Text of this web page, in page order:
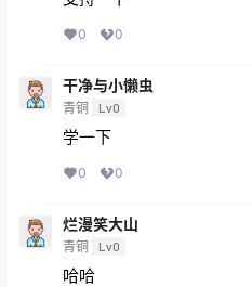
0 0
干净与小懒虫
青铜 Lv0
学一下
0 0
烂漫笑大山
青铜 Lv0
哈哈